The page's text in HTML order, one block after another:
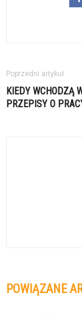
Poprzedni artykuł
KIEDY WCHODZĄ
PRZEPISY O
POWIĄZANE